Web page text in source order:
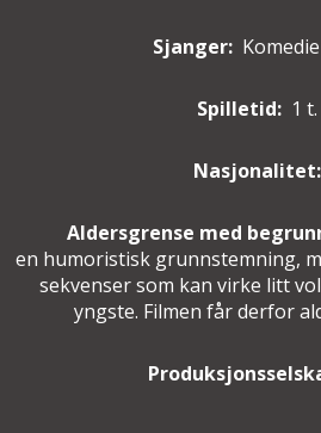
Sjanger:
Spilletid: 1
Nasjonalitet:
Aldersgrense med
en humoristisk grunnstemning,
sekvenser som kan virke litt
yngste. Filmen får derfor